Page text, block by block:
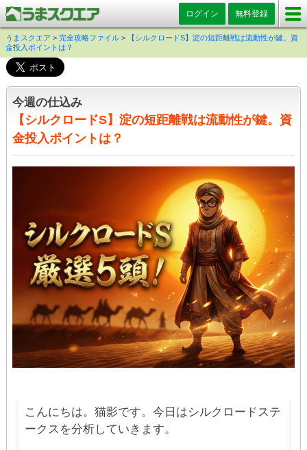
ログイン 無料登録
うまスクエア > 完全攻略ファイル >
【シルクロードS】淀の短距離戦は流動性が鍵。資
金投入ポイントは？
今週の仕込み
【シルクロードS】淀の短距離戦は流動性が鍵。資
金投入ポイントは？
こんにちは。猫影です。今日はシルクロードステ
ークスを分析していきます。